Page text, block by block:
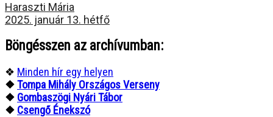
Haraszti Mária
2025. január 13. hétfő
Böngésszen az archívumban:
❖ Minden hír egy helyen
❖Tompa Mihály Országos Verseny
❖ Gombaszögi Nyári Tábor
❖ Csengő Énekszó